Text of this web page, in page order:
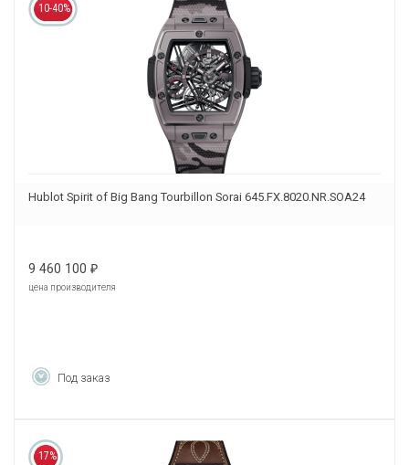
10-40%
Hublot Spirit of Big Bang Tourbillon Sorai 645.FX.8020.NR.SOA24
9 460 100 ₽
цена производителя
Под заказ
17%